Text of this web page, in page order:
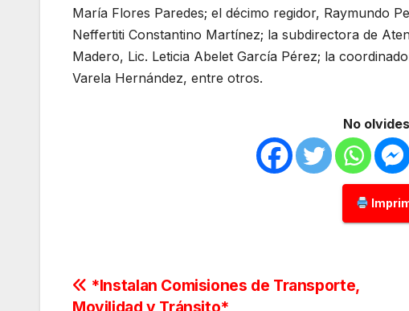
María Flores Paredes; el décimo regidor, Raymundo
Neffertiti Constantino Martínez; la subdirectora de
Madero, Lic. Leticia Abelet García Pérez; la
Varela Hernández, entre otros.
No
Navegación
*Instalan Comisiones de Transporte,
Movilidad y Tránsito*